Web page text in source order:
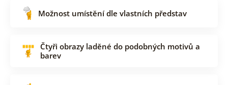
Možnost umístění dle vlastních představ
Čtyři obrazy laděné do podobných motivů a
barev